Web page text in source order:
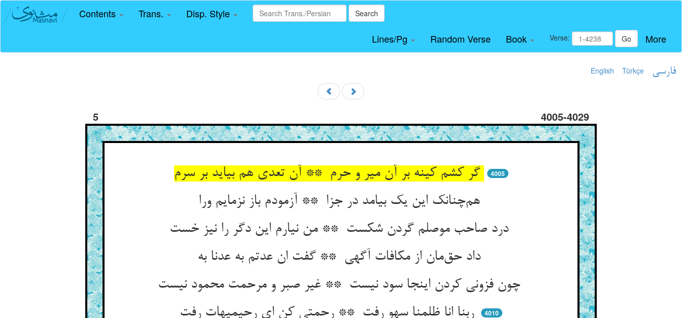
Contents Trans. Disp. Style Search
Lines/Pg Random Verse Book Verse: Go More
English Türkçe فارسی
5 4005-4029
گر کشم کینه بر آن میر و حرم ** آن تعدی هم بیاید بر سرم 4005
هم‌چنانک این یک بیامد در جزا ** آزمودم باز نزمایم ورا
درد صاحب موصلم گردن شکست ** من نیارم این دگر را نیز خست
داد حق‌مان از مکافات آگهی ** گفت ان عدتم به عدنا به
4010